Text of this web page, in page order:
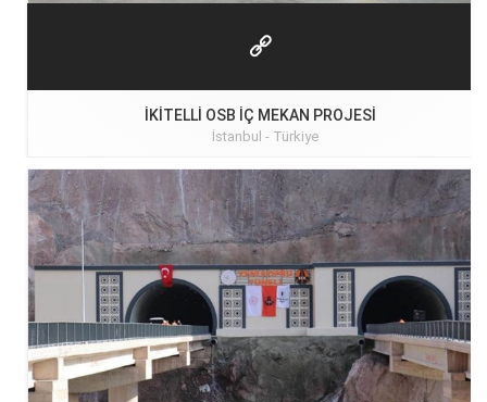
İKITELLI OSB İÇ MEKAN PROJESI
İstanbul - Türkiye